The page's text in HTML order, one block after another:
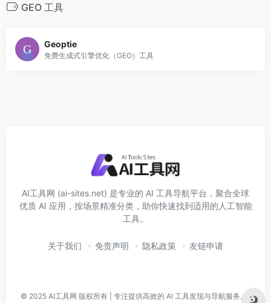
GEO 工具
Geoptie
免费生成式引擎优化（GEO）工具
AI工具网 (ai-sites.net) 是专业的 AI 工具导航平台，聚合全球
优质 AI 应用，按场景精准分类，助你快速找到适用的人工智能
工具。
关于我们 免责声明 隐私政策 友链申请
© 2025 AI工具网 版权所有 | 专注提供高效的 AI 工具发现与导航服务。